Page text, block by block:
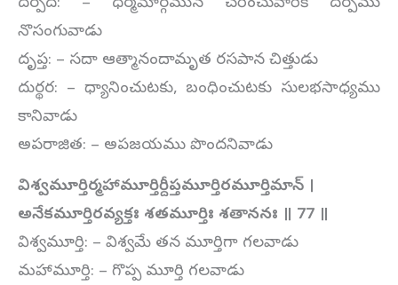
నొసంగువాడు
దృప్త: – సదా ఆత్మానందామృత రసపాన చిత్తుడు
దుర్థర: – ధ్యానించుటకు, బంధించుటకు సులభసాధ్యము
కానివాడు
అపరాజిత: – అపజయము పొందనివాడు
విశ్వమూర్తిర్మహామూర్తిర్దీప్తమూర్తిరమూర్తిమాన్ ।
అనేకమూర్తిరవ్యక్తః శతమూర్తిః శతాననః ॥ 77 ॥
విశ్వమూర్తి: – విశ్వమే తన మూర్తిగా గలవాడు
మహామూర్తి: – గొప్ప మూర్తి గలవాడు